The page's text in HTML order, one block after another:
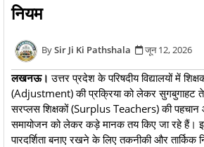
नियम
Sir Ji Ki Pathshala जून 12, 2026
लखनऊ। उत्तर प्रदेश के परिषदीय विद्यालयों में
(Adjustment) की प्रक्रिया को लेकर सुगबुगाहट तेज
सरप्लस शिक्षकों (Surplus Teachers) की
समायोजन को लेकर कड़े मानक तय किए जा रहे हैं।
पारदर्शिता बनाए रखने के लिए तकनीकी और तार्किक